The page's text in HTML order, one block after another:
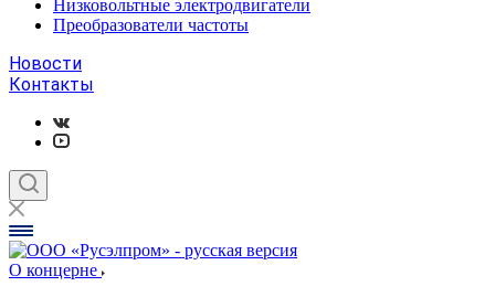
Низковольтные электродвигатели
Преобразователи частоты
Новости
Контакты
О концерне